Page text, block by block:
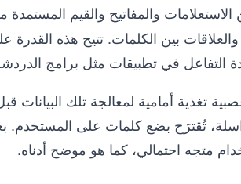
والمفاتيح والقيم المستمدة
بين الكلمات. تتيح هذه
التفاعل في تطبيقات مثل برامج الدردشة
تغذية أمامية لمعالجة تلك البيانات
تُقترَح بضع كلمات على المستخدم.
متجه احتمالي، كما هو موضح أدناه.